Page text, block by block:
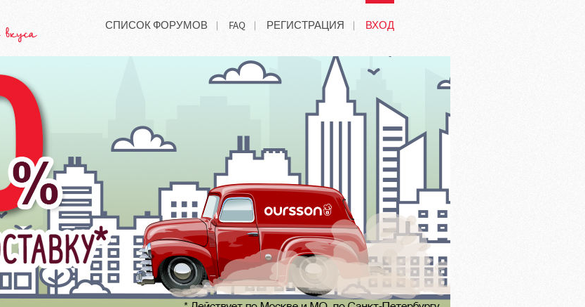
СПИСОК ФОРУМОВ FAQ РЕГИСТРАЦИЯ ВХОД